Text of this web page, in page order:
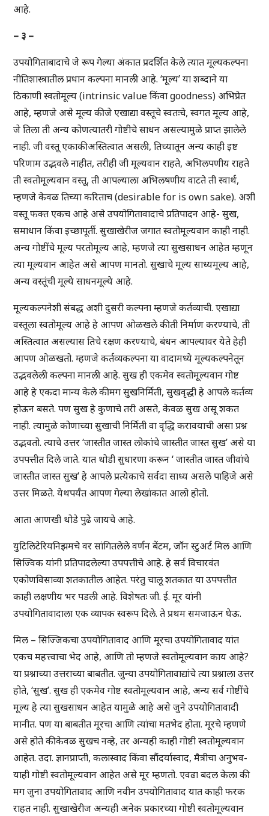
आहे.
– ३ –
उपयोगिताबादाचे जे रूप गेल्या अंकात प्रदर्शित केले त्यात मूल्यकल्पना
नीतिशास्त्रातील प्रधान कल्पना मानली आहे. ‘मूल्य’ या शब्दाने या
ठिकाणी स्वतोमूल्य (intrinsic value किंवा goodness) अभिप्रेत
आहे, म्हणजे असे मूल्य की जे एखाद्या वस्तूचे स्वतःचे, स्वगत मूल्य आहे,
जे तिला ती अन्य कोणत्यातरी गोष्टीचे साधन असल्यामुळे प्राप्त झालेले
नाही. जी वस्तू एकाकी अस्तित्वात असली, तिच्यातून अन्य काही इष्ट
परिणाम उद्भवले नाहीत, तरीही जी मूल्यवान राहते, अभिलपणीय राहते
ती स्वतोमूल्यवान वस्तू, ती आपल्याला अभिलषणीय वाटते ती स्वार्थ,
म्हणजे केवळ तिच्या करिताच (desirable for is own sake). अशी
वस्तू फक्त एकच आहे असे उपयोगितावादाचे प्रतिपादन आहे- सुख,
समाधान किंवा इच्छापूर्ती. सुखाखेरीज जगात स्वतोमूल्यवान काही नाही.
अन्य गोष्टींचे मूल्य परतोमूल्य आहे, म्हणजे त्या सुखसाधन आहेत म्हणून
त्या मूल्यवान आहेत असे आपण मानतो. सुखाचे मूल्य साध्यमूल्य आहे,
अन्य वस्तूंची मूल्ये साधनमूल्ये आहे.
मूल्यकल्पनेशी संबद्ध अशी दुसरी कल्पना म्हणजे कर्तव्याची. एखाद्या
वस्तूला स्वतोमूल्य आहे हे आपण ओळखले की ती निर्माण करण्याचे, ती
अस्तित्वात असल्यास तिचे रक्षण करण्याचे, बंधन आपल्यावर येते हेही
आपण ओळखतो. म्हणजे कर्तव्यकल्पना या वादामध्ये मूल्यकल्पनेतून
उद्भवलेली कल्पना मानली आहे. सुख ही एकमेव स्वतोमूल्यवान गोष्ट
आहे हे एकदा मान्य केले की मग सुखनिर्मिती, सुखवृद्धी हे आपले कर्तव्य
होऊन बसते. पण सुख हे कुणाचे तरी असते, केवळ सुख असू शकत
नाही. त्यामुळे कोणाच्या सुखाची निर्मिती वा वृद्धि करावयाची असा प्रश्न
उद्भवतो. त्याचे उत्तर ‘जास्तीत जास्त लोकांचे जास्तीत जास्त सुख’ असे या
उपपत्तीत दिले जाते. यात थोडी सुधारणा करून ‘ जास्तीत जास्त जीवांचे
जास्तीत जास्त सुख’ हे आपले प्रत्येकाचे सर्वदा साध्य असले पाहिजे असे
उत्तर मिळते. येथपर्यंत आपण गेल्या लेखांकात आलो होतो.
आता आणखी थोडे पुढे जायचे आहे.
युटिलिटेरियनिझमचे वर सांगितलेले वर्णन बेंटम, जॉन स्टुअर्ट मिल आणि
सिज्विक यांनी प्रतिपादलेल्या उपपत्तीचे आहे. हे सर्व विचारवंत
एकोणविसाव्या शतकातील आहेत. परंतु चालू शतकात या उपपत्तीत
काही लक्षणीय भर पडली आहे. विशेषतः जी. ई. मूर यांनी
उपयोगितावादाला एक व्यापक स्वरूप दिले. ते प्रथम समजाऊन घेऊ.
मिल – सिज्जिकचा उपयोगितावाद आणि मूरचा उपयोगितावाद यांत
एकच महत्त्वाचा भेद आहे, आणि तो म्हणजे स्वतोमूल्यवान काय आहे?
या प्रश्नाच्या उत्तराच्या बाबतीत. जुन्या उपयोगितावाद्यांचे त्या प्रश्नाला उत्तर
होते, ‘सुख’. सुख ही एकमेव गोष्ट स्वतोमूल्यवान आहे, अन्य सर्व गोष्टींचे
मूल्य हे त्या सुखसाधन आहेत यामुळे आहे असे जुने उपयोगितावादी
मानीत. पण या बाबतीत मूरचा आणि त्यांचा मतभेद होता. मूरचे म्हणणे
असे होते की केवळ सुखच नव्हे, तर अन्यही काही गोष्टी स्वतोमूल्यवान
आहेत. उदा. ज्ञानप्राप्ती, कलास्वाद किंवा सौंदर्यास्वाद, मैत्रीचा अनुभव-
याही गोष्टी स्वतोमूल्यवान आहेत असे मूर म्हणतो. एवढा बदल केला की
मग जुना उपयोगितावाद आणि नवीन उपयोगितावाद यात काही फरक
राहत नाही. सुखाखेरीज अन्यही अनेक प्रकारच्या गोष्टी स्वतोमूल्यवान